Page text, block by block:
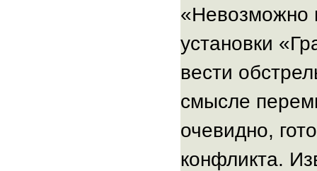
«Невозможно
установки
вести
смысле
очевидно,
конфликта.